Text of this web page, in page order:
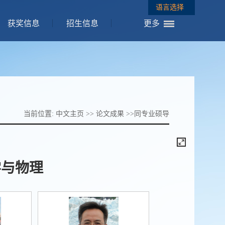
语言选择
获奖信息 招生信息 更多
当前位置: 中文主页 >> 论文成果 >> 同专业硕导
物理